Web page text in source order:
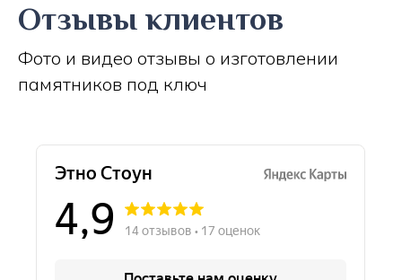
Отзывы клиентов
Фото и видео отзывы о изготовлении
памятников под ключ